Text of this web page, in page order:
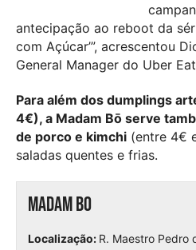
antecipação ao reboot da
com Açúcar’”, acrescentou
General Manager do Uber
Para além dos dumplings
4€), a Madam Bō serve
de porco e kimchi (entre 4€
saladas quentes e frias.
Madam Bo
Localização: R. Maestro Pedro